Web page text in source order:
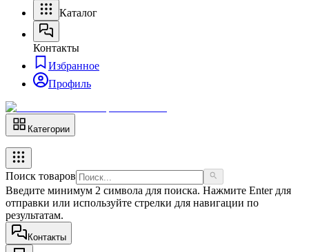
Каталог
Контакты
Избранное
Профиль
Категории
Поиск товаров
Введите минимум 2 символа для поиска. Нажмите Enter для
отправки или используйте стрелки для навигации по
результатам.
Контакты